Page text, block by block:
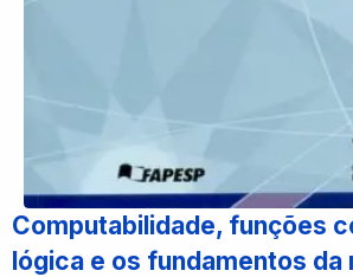
Computabilidade, funções
lógica e os fundamentos da